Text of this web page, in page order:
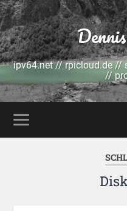
ipv64.net // rpicloud.de //
//